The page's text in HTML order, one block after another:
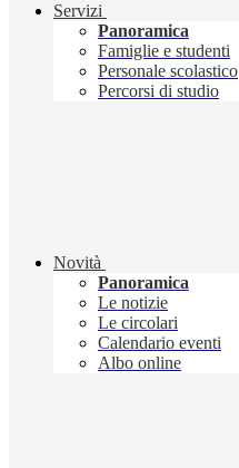
Servizi
Panoramica
Famiglie e studenti
Personale scolastico
Percorsi di studio
Novità
Panoramica
Le notizie
Le circolari
Calendario eventi
Albo online